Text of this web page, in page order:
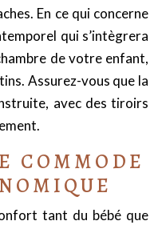
En ce qui concerne
qui s’intègrera
de votre enfant,
Assurez-vous que la
avec des tiroirs
COMMODE
tant du bébé que